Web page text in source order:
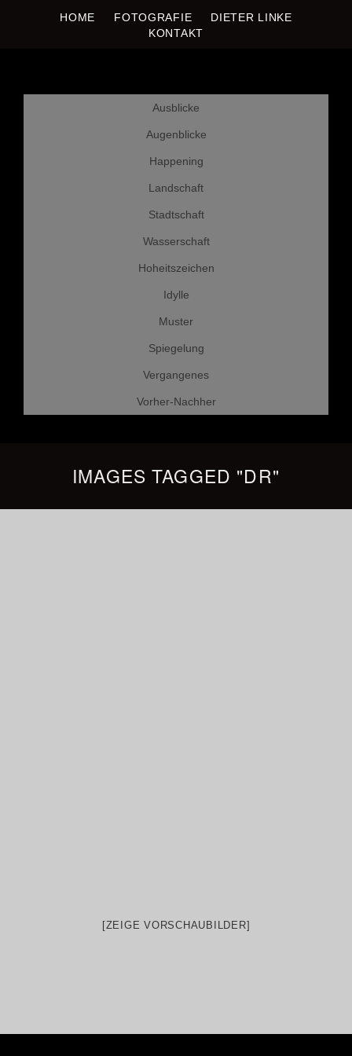
HOME FOTOGRAFIE
DIETER LINKE
KONTAKT
DIETER LINKE
Ausblicke
Augenblicke
Happening
Landschaft
Stadtschaft
Wasserschaft
Hoheitszeichen
Idylle
Muster
Spiegelung
Vergangenes
Vorher-Nachher
IMAGES TAGGED "DR"
[ZEIGE VORSCHAUBILDER]